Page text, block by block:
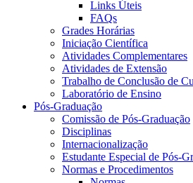
Links Úteis
FAQs
Grades Horárias
Iniciação Científica
Atividades Complementares
Atividades de Extensão
Trabalho de Conclusão de
Laboratório de Ensino
Pós-Graduação
Comissão de Pós-Graduação
Disciplinas
Internacionalização
Estudante Especial de Pós-
Normas e Procedimentos